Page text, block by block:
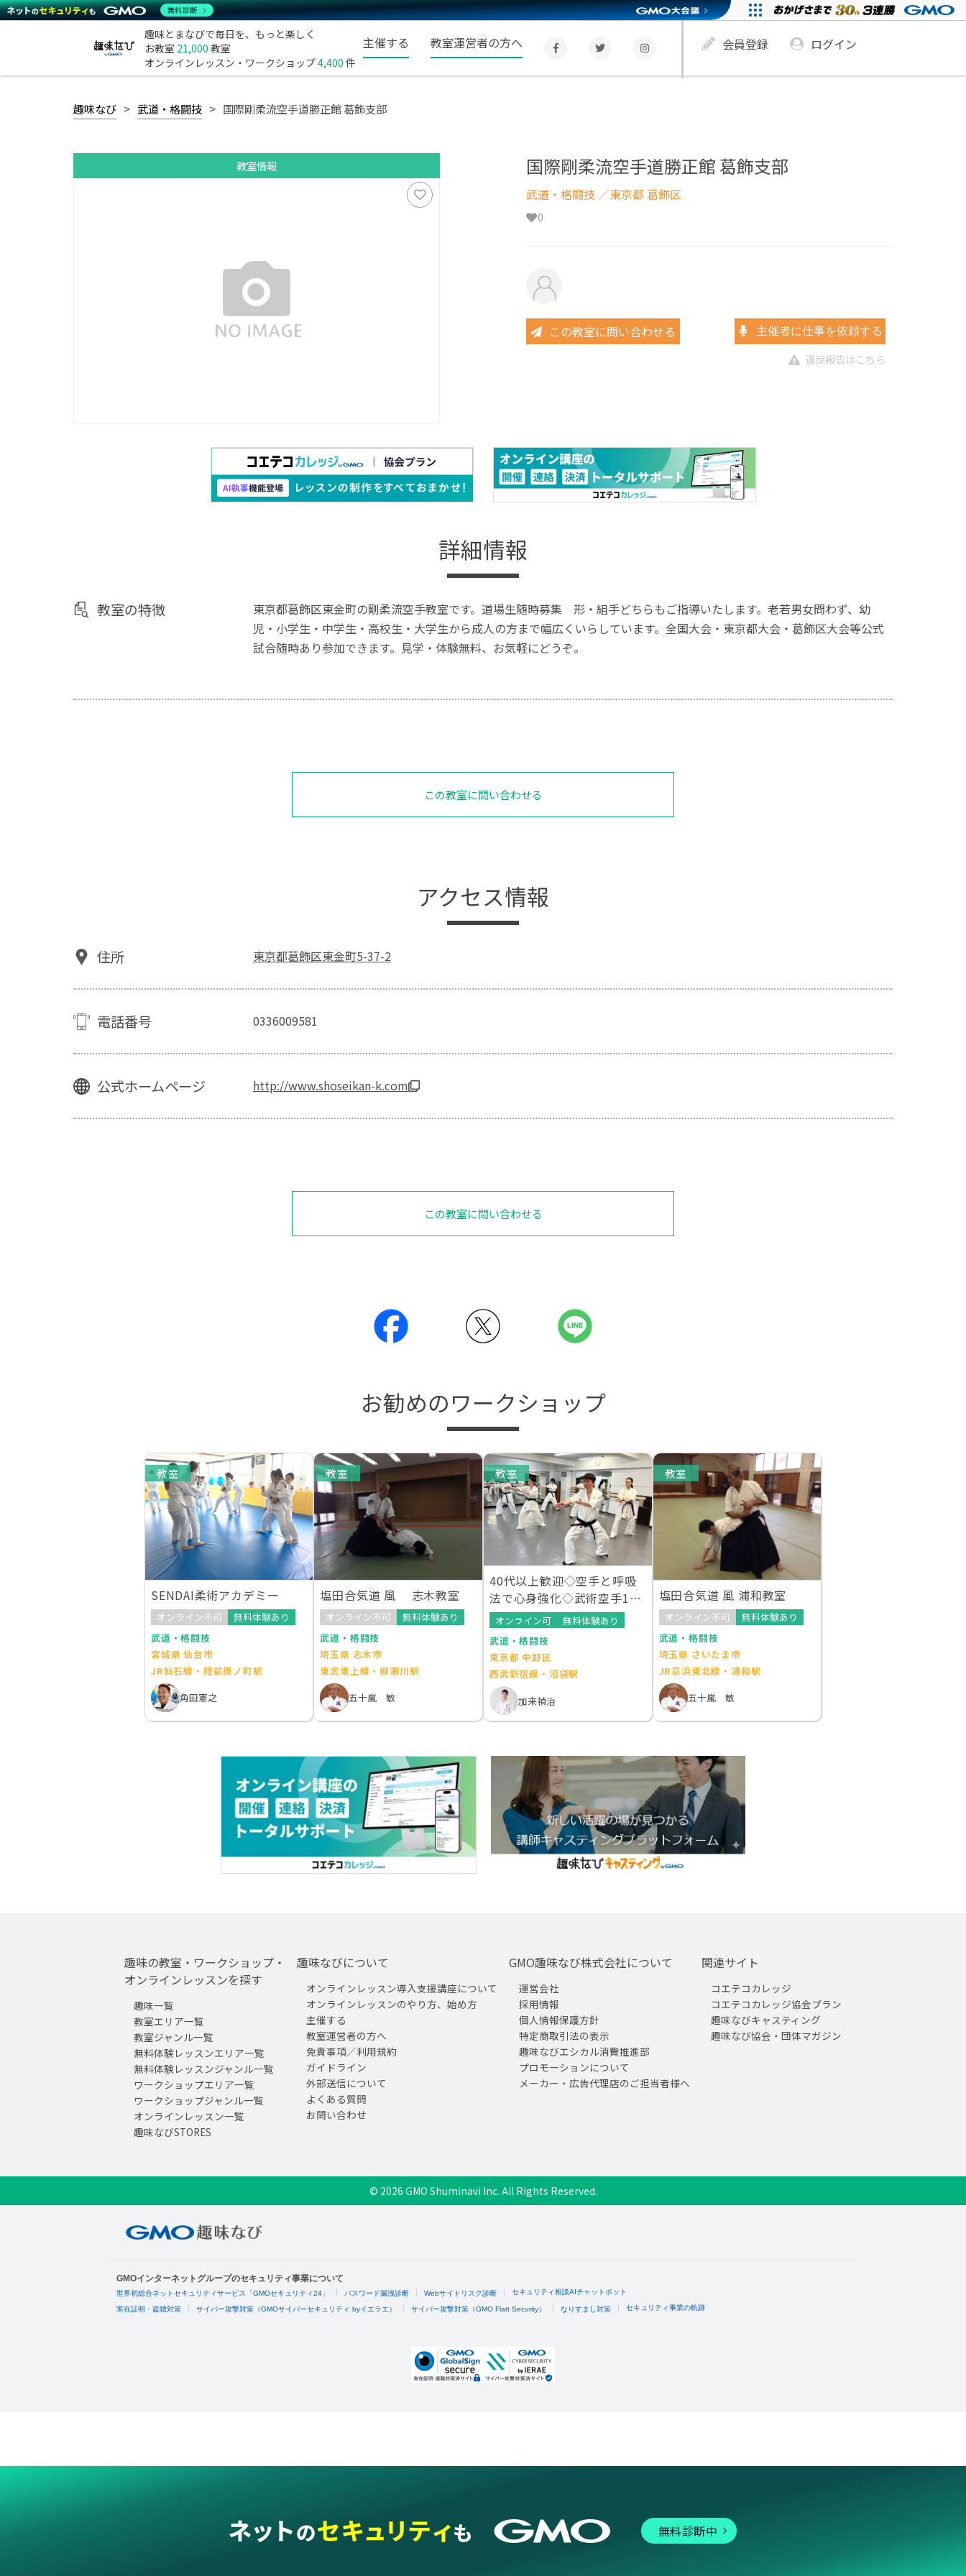
趣味とまなびで毎日を、もっと楽しく
お教室 21,000 教室
オンラインレッスン・ワークショップ4,400 件
主催する 教室運営者の方へ 会員登録 ログイン
趣味なび 武道・格闘技 国際剛柔流空手道勝正館 葛飾支部
教室情報 国際剛柔流空手道勝正館 葛飾支部
武道・格闘技 ／東京都 葛飾区
0
この教室に問い合わせる 主催者に仕事を依頼する
違反報告はこちら
詳細情報
教室の特徴
東京都葛飾区東金町の剛柔流空手教室です。道場生随時募集 形・組手どちらもご指導いたします。老若男女問わず、幼
児・小学生・中学生・高校生・大学生から成人の方まで幅広くいらしています。全国大会・東京都大会・葛飾区大会等公式
試合随時あり参加できます。見学・体験無料、お気軽にどうぞ。
この教室に問い合わせる
アクセス情報
住所 東京都葛飾区東金町5-37-2
電話番号 0336009581
公式ホームページ http://www.shoseikan-k.com
この教室に問い合わせる
お勧めのワークショップ
教室
SENDAI柔術アカデミー
オンライン不可
無料体験あり
武道・格闘技
宮城県 仙台市
JR仙石線・陸前原ノ町駅
角田憲之
教室
塩田合気道 風 志木教室
オンライン不可
無料体験あり
武道・格闘技
埼玉県 志木市
東武東上線・柳瀬川駅
五十嵐 敏
教室
40代以上歓迎◇空手と呼吸
法で心身強化◇武術空手1日
体験＠中野区
オンライン可
無料体験あり
武道・格闘技
東京都 中野区
西武新宿線・沼袋駅
加来禎治
教室
塩田合気道 風 浦和教室
オンライン不可
無料体験あり
武道・格闘技
埼玉県 さいたま市
JR京浜東北線・浦和駅
五十嵐 敏
趣味の教室・ワークショップ・
オンラインレッスンを探す
趣味一覧
教室エリア一覧
教室ジャンル一覧
無料体験レッスンエリア一覧
無料体験レッスンジャンル一覧
ワークショップエリア一覧
ワークショップジャンル一覧
オンラインレッスン一覧
趣味なびSTORES
趣味なびについて
オンラインレッスン導入支援講座について
オンラインレッスンのやり方、始め方
主催する
教室運営者の方へ
免責事項／利用規約
ガイドライン
外部送信について
よくある質問
お問い合わせ
GMO趣味なび株式会社について
運営会社
採用情報
個人情報保護方針
特定商取引法の表示
趣味なびエシカル消費推進部
プロモーションについて
メーカー・広告代理店のご担当者様へ
関連サイト
コエテコカレッジ
コエテコカレッジ協会プラン
趣味なびキャスティング
趣味なび協会・団体マガジン
© 2026 GMO Shuminavi Inc. All Rights Reserved.
無料診断中
無料診断